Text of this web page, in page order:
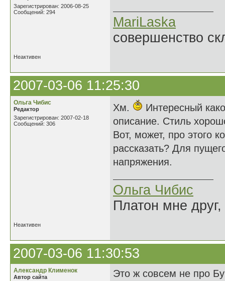
Зарегистрирован: 2006-08-25
Сообщений: 294
MariLaska
совершенство
Неактивен
2007-03-06 11:25:30
Ольга Чибис
Редактор
Зарегистрирован: 2007-02-18
Сообщений: 306
Хм.
Интересный
описание. Стиль
Вот, может, про этого
рассказать? Для
напряжения.
Ольга Чибис
Платон мне
Неактивен
2007-03-06 11:30:53
Александр Клименок
Автор сайта
Это ж совсем не про